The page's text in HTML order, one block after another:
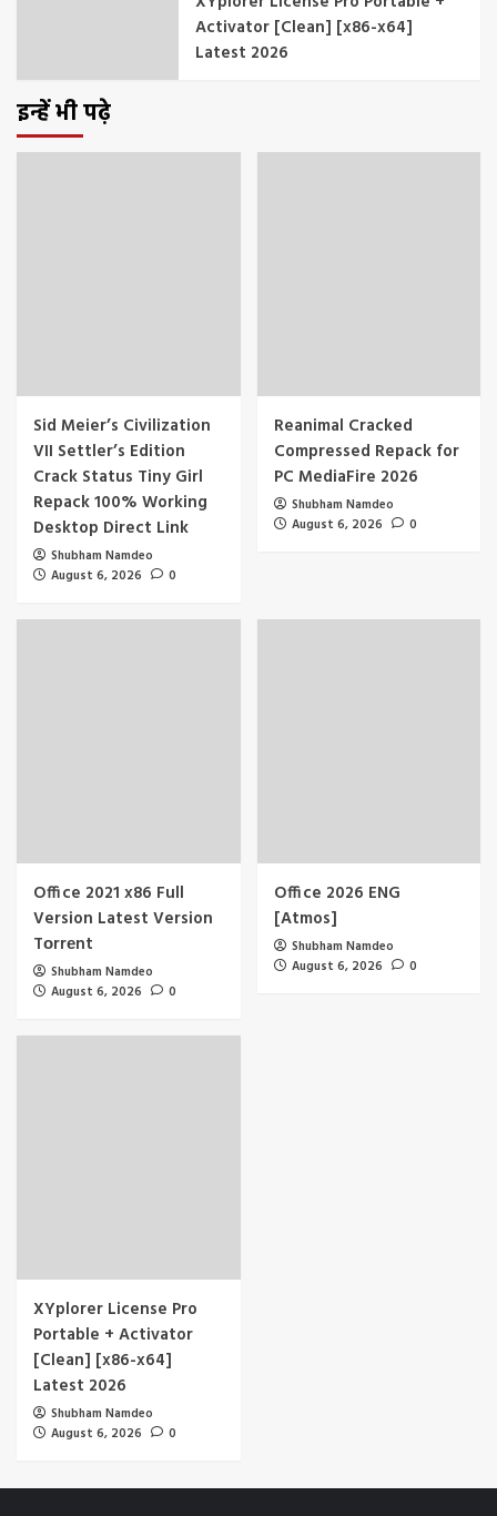
Activator [Clean] [x86-x64]
Latest 2026
इन्हें भी पढ़े
Sid Meier’s Civilization
VII Settler’s Edition
Crack Status Tiny Girl
Repack 100% Working
Desktop Direct Link
Shubham Namdeo
August 6, 2026
0
Reanimal Cracked
Compressed Repack for
PC MediaFire 2026
Shubham Namdeo
August 6, 2026
0
Office 2021 x86 Full
Version Latest Version
Tоrrеnt
Shubham Namdeo
August 6, 2026
0
Office 2026 ENG
[Atmos]
Shubham Namdeo
August 6, 2026
0
XYplorer License Pro
Portable + Activator
[Clean] [x86-x64]
Latest 2026
Shubham Namdeo
August 6, 2026
0